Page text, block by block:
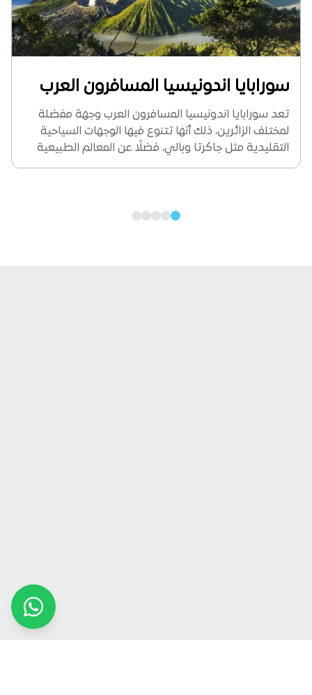
سورابايا اندونيسيا المسافرون العرب
تعد سورابايا اندونيسيا المسافرون العرب وجهة مفضلة
لمختلف الزائرين، ذلك أنها تتنوع فيها الوجهات السياحية
التقليدية مثل جاكرتا وبالي، فضلًا عن المعالم الطبيعية
كجبل برومو، وتعطي للزوار فرصة للاستمتاع بالثقافة